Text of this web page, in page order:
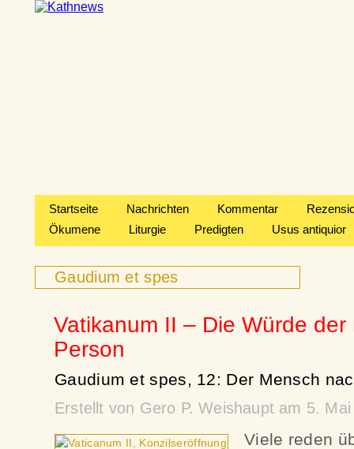
Startseite Nachrichten Kommentar
Ökumene
Liturgie Predigten Usus antiquior
Gaudium et spes
Vatikanum II – Die Würde
Person
Gaudium et spes, 12: Der Mensch
Erstellt von Gero P. Weishaupt am 5.
Viele reden